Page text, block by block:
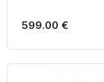
599.00 €